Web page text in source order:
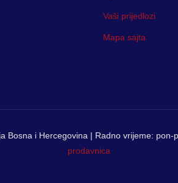
Vaši prijedlozi
Mapa sajta
i Hercegovina | Radno vrijeme:
prodavnica